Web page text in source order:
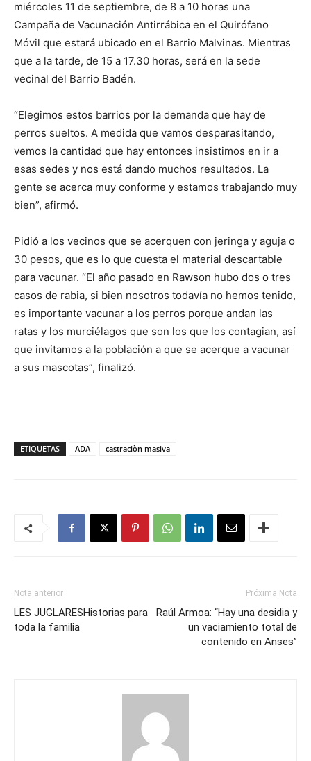
miércoles 11 de septiembre, de 8 a 10 horas una
Campaña de Vacunación Antirrábica en el Quirófano
Móvil que estará ubicado en el Barrio Malvinas. Mientras
que a la tarde, de 15 a 17.30 horas, será en la sede
vecinal del Barrio Badén.
“Elegimos estos barrios por la demanda que hay de
perros sueltos. A medida que vamos desparasitando,
vemos la cantidad que hay entonces insistimos en ir a
esas sedes y nos está dando muchos resultados. La
gente se acerca muy conforme y estamos trabajando muy
bien”, afirmó.
Pidió a los vecinos que se acerquen con jeringa y aguja o
30 pesos, que es lo que cuesta el material descartable
para vacunar. “El año pasado en Rawson hubo dos o tres
casos de rabia, si bien nosotros todavía no hemos tenido,
es importante vacunar a los perros porque andan las
ratas y los murciélagos que son los que los contagian, así
que invitamos a la población a que se acerque a vacunar
a sus mascotas”, finalizó.
ETIQUETAS ADA castraciòn masiva
Nota anterior
LES JUGLARESHistorias para
toda la familia
Próxima Nota
Raúl Armoa: “Hay una desidia y
un vaciamiento total de
contenido en Anses”